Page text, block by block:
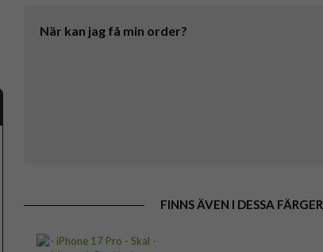
När kan jag få min order?
FINNS ÄVEN I DESSA FÄRGER